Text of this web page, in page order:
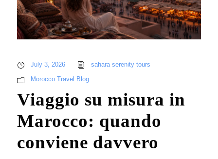
July 3, 2026
sahara serenity tours
Morocco Travel Blog
Viaggio su misura in
Marocco: quando
conviene davvero